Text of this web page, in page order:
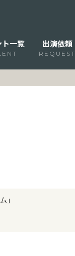
ト一覧 出演依頼
REQUEST
」